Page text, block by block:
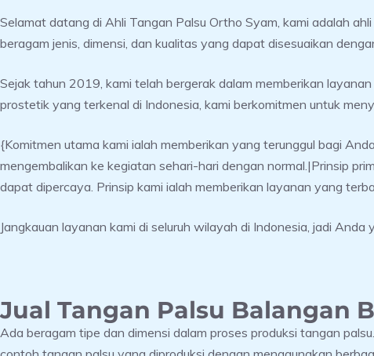
Selamat datang di Ahli Tangan Palsu Ortho Syam, kami adalah
beragam jenis, dimensi, dan kualitas yang dapat disesuaikan
Sejak tahun 2019, kami telah bergerak dalam memberikan
prostetik yang terkenal di Indonesia, kami berkomitmen untuk
{Komitmen utama kami ialah memberikan yang terunggul bagi
mengembalikan ke kegiatan sehari-hari dengan normal.|Prinsip
dapat dipercaya. Prinsip kami ialah memberikan layanan yang
Jangkauan layanan kami di seluruh wilayah di Indonesia, jadi
Jual Tangan Palsu Balangan
Ada beragam tipe dan dimensi dalam proses produksi tangan